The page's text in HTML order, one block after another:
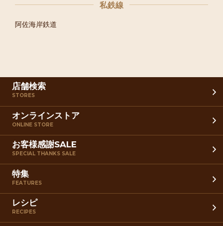
私鉄線
阿佐海岸鉄道
店舗検索
STORES
オンラインストア
ONLINE STORE
お客様感謝SALE
SPECIAL THANKS SALE
特集
FEATURES
レシピ
RECIPES